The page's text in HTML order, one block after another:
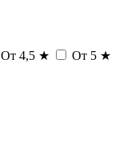
От 4,5 ★ От 5 ★